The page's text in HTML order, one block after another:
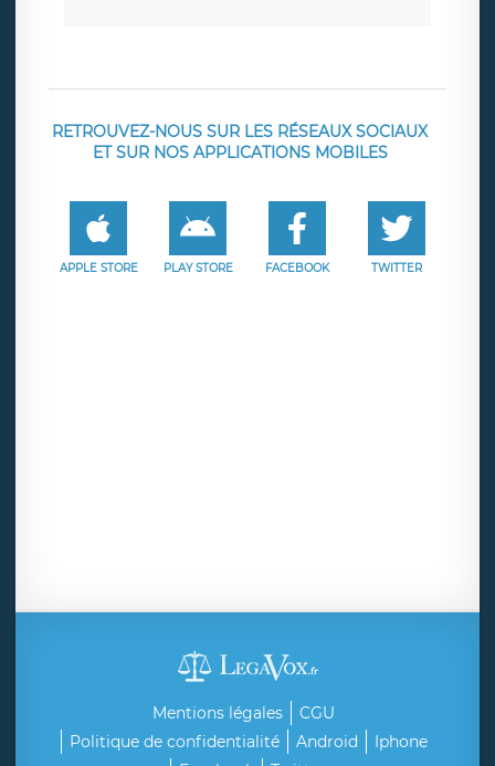
RETROUVEZ-NOUS SUR LES RÉSEAUX SOCIAUX
ET SUR NOS APPLICATIONS MOBILES
APPLE STORE PLAY STORE FACEBOOK TWITTER
Mentions légales
CGU
Politique de confidentialité
Android
Iphone